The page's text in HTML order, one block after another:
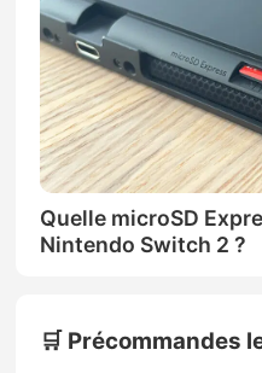
Quelle microSD
Nintendo Switch 2 ?
🛒 Précommandes